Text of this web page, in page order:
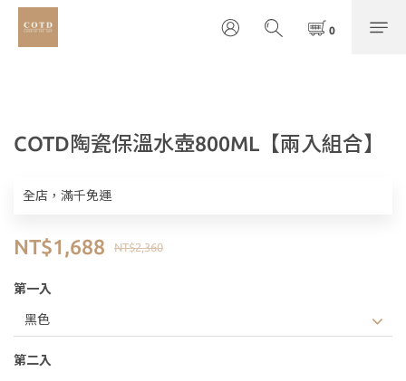
COTD陶瓷保溫水壺800ML【兩入組合】
全店，滿千免運
NT$2,360
NT$1,688
第一入
第二入